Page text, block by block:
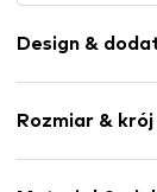
Design &
Dżersej
Wzór na
Miękki w
Rozmiar & krój